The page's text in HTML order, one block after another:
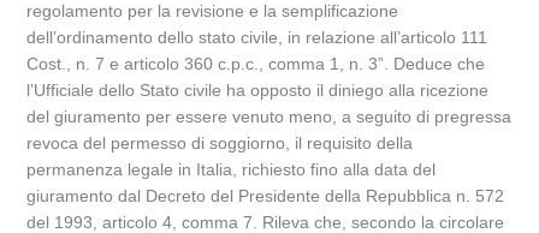
regolamento per la revisione e la semplificazione
dell’ordinamento dello stato civile, in relazione all’articolo 111
Cost., n. 7 e articolo 360 c.p.c., comma 1, n. 3”. Deduce che
l’Ufficiale dello Stato civile ha opposto il diniego alla ricezione
del giuramento per essere venuto meno, a seguito di pregressa
revoca del permesso di soggiorno, il requisito della
permanenza legale in Italia, richiesto fino alla data del
giuramento dal Decreto del Presidente della Repubblica n. 572
del 1993, articolo 4, comma 7. Rileva che, secondo la circolare